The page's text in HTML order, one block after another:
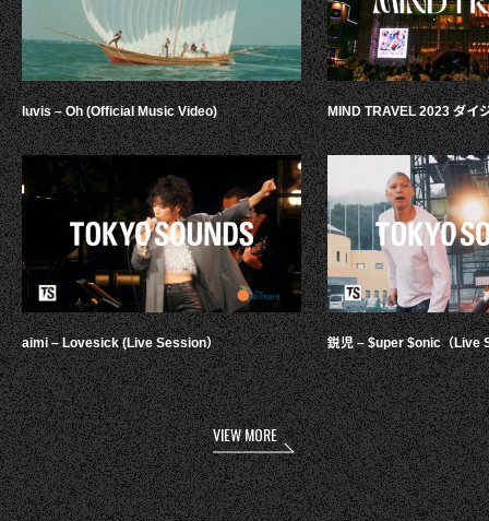
luvis – Oh (Official Music Video)
aimi – Lovesick (Live Session）
MIND TRAVEL 2023 ダイ
鋭児 – $uper $onic（Live
VIEW MORE